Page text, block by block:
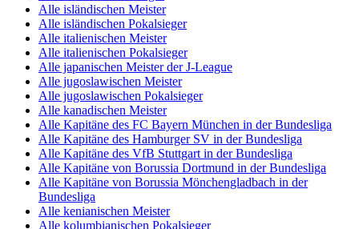
Alle isländischen Meister
Alle isländischen Pokalsieger
Alle italienischen Meister
Alle italienischen Pokalsieger
Alle japanischen Meister der J-League
Alle jugoslawischen Meister
Alle jugoslawischen Pokalsieger
Alle kanadischen Meister
Alle Kapitäne des FC Bayern München in der Bundesliga
Alle Kapitäne des Hamburger SV in der Bundesliga
Alle Kapitäne des VfB Stuttgart in der Bundesliga
Alle Kapitäne von Borussia Dortmund in der Bundesliga
Alle Kapitäne von Borussia Mönchengladbach in der
Bundesliga
Alle kenianischen Meister
Alle kolumbianischen Pokalsieger